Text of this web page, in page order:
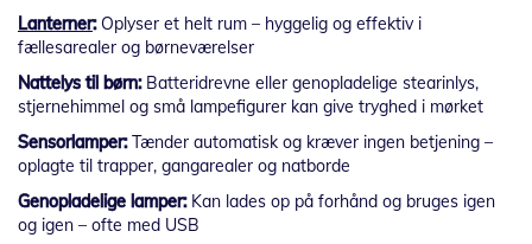
Lanterner:Oplyser et helt rum – hyggelig og effektiv i
fællesarealer og børneværelser
Nattelys til børn:Batteridrevne eller genopladelige stearinlys,
stjernehimmel og små lampefigurer kan give tryghed i mørket
Sensorlamper:Tænder automatisk og kræver ingen betjening –
oplagte til trapper, gangarealer og natborde
Genopladelige lamper:Kan lades op på forhånd og bruges igen
og igen – ofte med USB